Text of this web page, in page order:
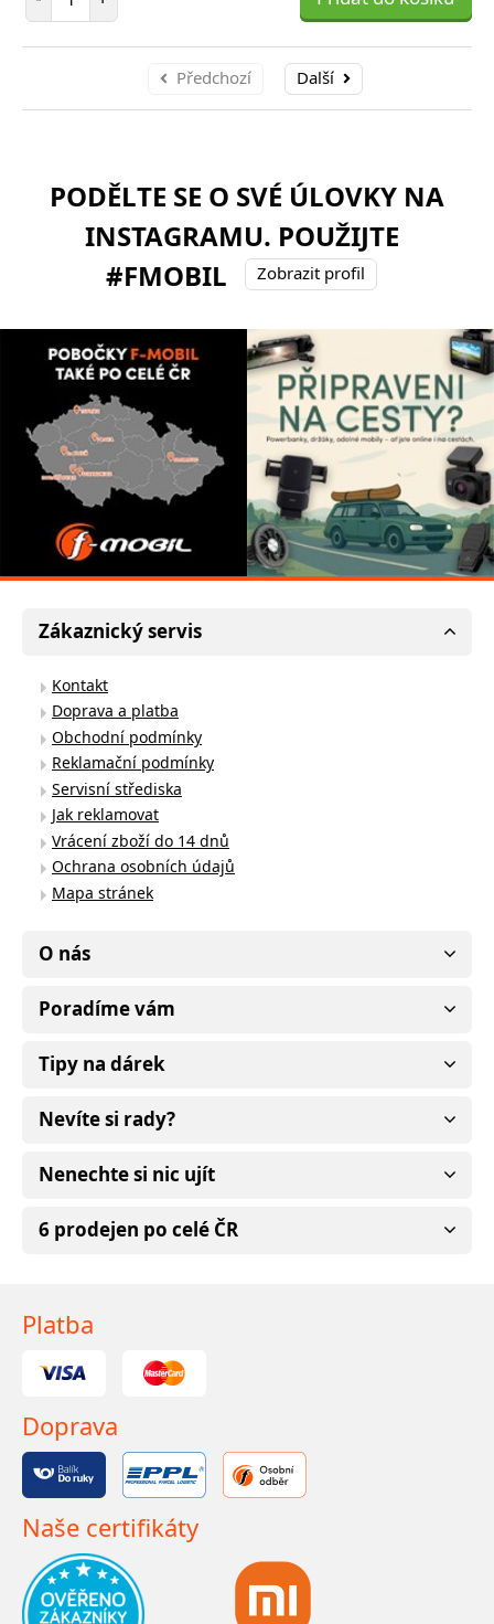
Předchozí Další
PODĚLTE SE O SVÉ ÚLOVKY NA
INSTAGRAMU. POUŽIJTE
#FMOBIL
Zobrazit profil
Zákaznický servis
Kontakt
Doprava a platba
Obchodní podmínky
Reklamační podmínky
Servisní střediska
Jak reklamovat
Vrácení zboží do 14 dnů
Ochrana osobních údajů
Mapa stránek
O nás
Poradíme vám
Tipy na dárek
Nevíte si rady?
Nenechte si nic ujít
6 prodejen po celé ČR
Platba
Doprava
Naše certifikáty